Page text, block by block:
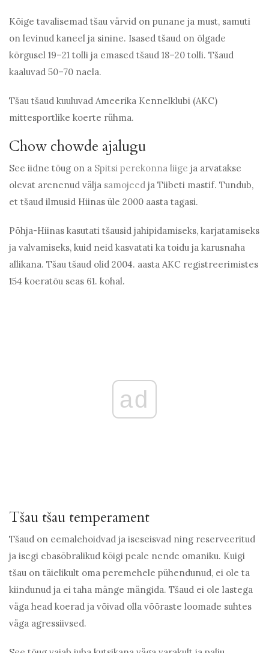
Kõige tavalisemad tšau värvid on punane ja must, samuti
on levinud kaneel ja sinine. Isased tšaud on õlgade
kõrgusel 19–21 tolli ja emased tšaud 18–20 tolli. Tšaud
kaaluvad 50–70 naela.
Tšau tšaud kuuluvad Ameerika Kennelklubi (AKC)
mittesportlike koerte rühma.
Chow chowde ajalugu
See iidne tõug on a Spitsi perekonna liige ja arvatakse
olevat arenenud välja samojeed ja Tiibeti mastif. Tundub,
et tšaud ilmusid Hiinas üle 2000 aasta tagasi.
Põhja-Hiinas kasutati tšausid jahipidamiseks, karjatamiseks
ja valvamiseks, kuid neid kasvatati ka toidu ja karusnaha
allikana. Tšau tšaud olid 2004. aasta AKC registreerimistes
154 koeratõu seas 61. kohal.
ad
Tšau tšau temperament
Tšaud on eemalehoidvad ja iseseisvad ning reserveeritud
ja isegi ebasõbralikud kõigi peale nende omaniku. Kuigi
tšau on täielikult oma peremehele pühendunud, ei ole ta
kiindunud ja ei taha mänge mängida. Tšaud ei ole lastega
väga head koerad ja võivad olla võõraste loomade suhtes
väga agressiivsed.